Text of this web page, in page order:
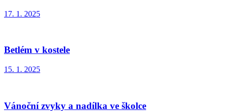
17. 1. 2025
Betlém v kostele
15. 1. 2025
Vánoční zvyky a nadílka ve školce